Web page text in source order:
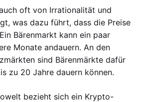
oft von Irrationalität und
was dazu führt, dass die Preise
Bärenmarkt kann ein paar
Monate andauern. An den
sind Bärenmärkte dafür
zu 20 Jahre dauern können.
bezieht sich ein Krypto-